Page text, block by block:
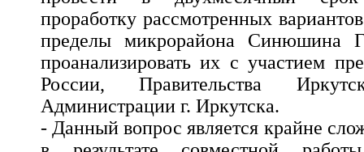
проработку рассмотренных
пределы микрорайона Синюшина
проанализировать их с участием
России, Правительства
Администрации г. Иркутска.
- Данный вопрос является крайне